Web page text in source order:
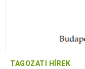
TAGOZATI HÍREK